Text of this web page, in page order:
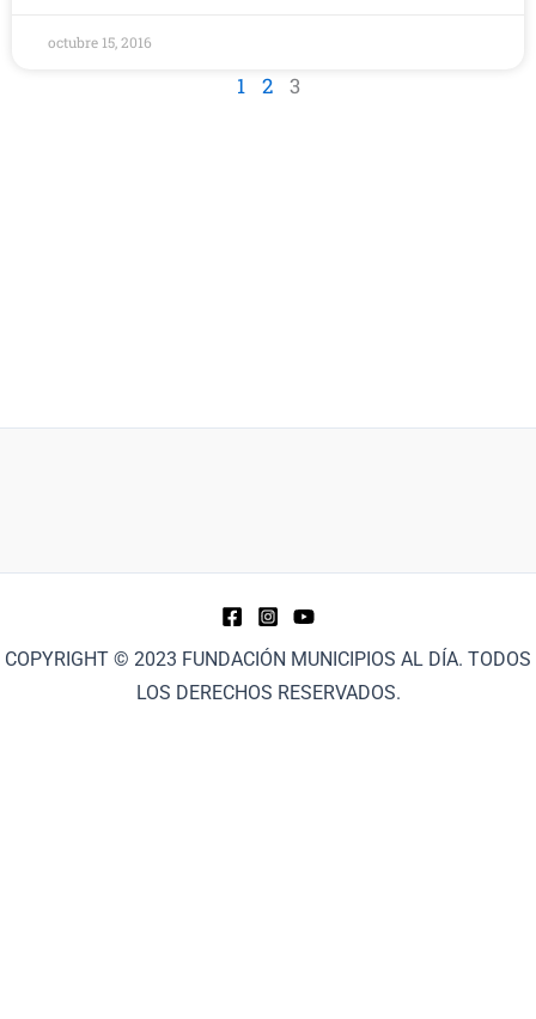
octubre 15, 2016
1 2 3
COPYRIGHT © 2023 FUNDACIÓN MUNICIPIOS AL DÍA. TODOS
LOS DERECHOS RESERVADOS.